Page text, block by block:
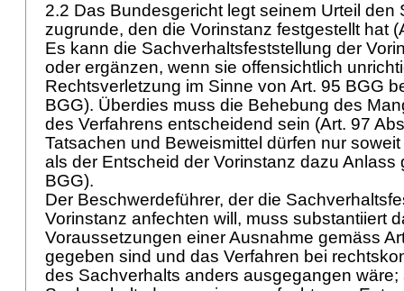
2.2 Das Bundesgericht legt seinem Urteil den
zugrunde, den die Vorinstanz festgestellt hat (
Es kann die Sachverhaltsfeststellung der
oder ergänzen, wenn sie offensichtlich
Rechtsverletzung im Sinne von Art. 95 BGG
BGG). Überdies muss die Behebung des
des Verfahrens entscheidend sein (Art. 97
Tatsachen und Beweismittel dürfen nur
als der Entscheid der Vorinstanz dazu Anlass
BGG).
Der Beschwerdeführer, der die
Vorinstanz anfechten will, muss substantiiert
Voraussetzungen einer Ausnahme gemäss
gegeben sind und das Verfahren bei
des Sachverhalts anders ausgegangen